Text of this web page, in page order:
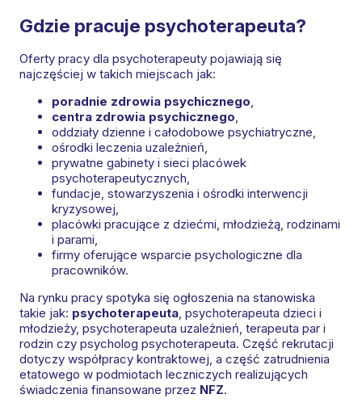
Gdzie pracuje psychoterapeuta?
Oferty pracy dla psychoterapeuty pojawiają się
najczęściej w takich miejscach jak:
poradnie zdrowia psychicznego,
centra zdrowia psychicznego,
oddziały dzienne i całodobowe psychiatryczne,
ośrodki leczenia uzależnień,
prywatne gabinety i sieci placówek
psychoterapeutycznych,
fundacje, stowarzyszenia i ośrodki interwencji
kryzysowej,
placówki pracujące z dziećmi, młodzieżą, rodzinami
i parami,
firmy oferujące wsparcie psychologiczne dla
pracowników.
Na rynku pracy spotyka się ogłoszenia na stanowiska
takie jak: psychoterapeuta, psychoterapeuta dzieci i
młodzieży, psychoterapeuta uzależnień, terapeuta par i
rodzin czy psycholog psychoterapeuta. Część rekrutacji
dotyczy współpracy kontraktowej, a część zatrudnienia
etatowego w podmiotach leczniczych realizujących
świadczenia finansowane przez NFZ.